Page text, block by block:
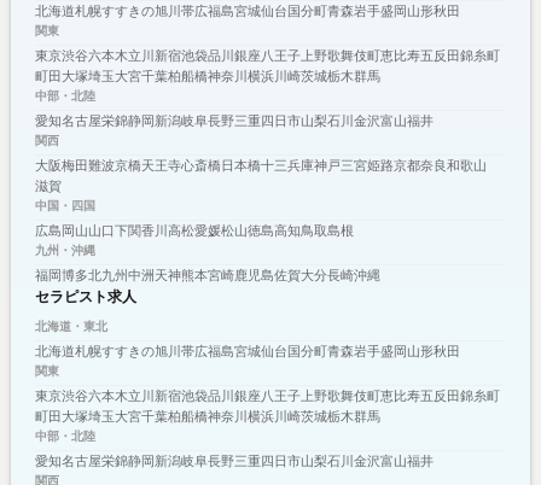
北海道札幌すすきの旭川 帯広福島宮城仙台 国分町青森岩手盛岡山形秋田
関東
東京渋谷六本木立川 新宿池袋品川 銀座八王子上野歌舞伎町恵比寿五反田錦糸町
町田大塚埼玉大宮千葉柏船橋神奈川 横浜川崎茨城栃木群馬
中部・北陸
愛知名古屋栄錦静岡新潟岐阜長野三重四日市山梨石川 金沢富山福井
関西
大阪梅田難波京橋天王寺心斎橋日本橋十三兵庫神戸三宮姫路京都奈良和歌山
滋賀
中国・四国
広島 岡山山口下関香川 高松愛媛松山徳島高知鳥取島根
九州・沖縄
福岡博多北九州中洲 天神熊本宮崎鹿児島佐賀大分長崎沖縄
セラピスト求人
北海道・東北
北海道札幌すすきの旭川 帯広福島宮城仙台 国分町青森岩手盛岡山形秋田
関東
東京渋谷六本木立川 新宿池袋品川 銀座八王子上野歌舞伎町恵比寿五反田錦糸町
町田大塚埼玉大宮千葉柏船橋神奈川 横浜川崎茨城栃木群馬
中部・北陸
愛知名古屋栄錦静岡新潟岐阜長野三重四日市山梨石川 金沢富山福井
関西